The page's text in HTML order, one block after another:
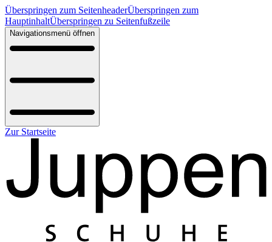
Überspringen zum SeitenheaderÜberspringen zum
HauptinhaltÜberspringen zu Seitenfußzeile
Navigationsmenü öffnen
Zur Startseite